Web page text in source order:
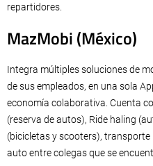
repartidores.
MazMobi (México)
Integra múltiples soluciones de
de sus empleados, en una sola
economía colaborativa. Cuenta
(reserva de autos), Ride haling
(bicicletas y scooters),
auto entre colegas que se